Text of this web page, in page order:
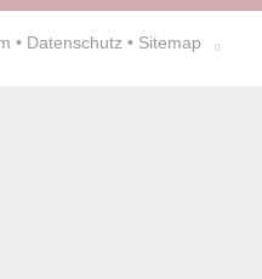
• Datenschutz • Sitemap